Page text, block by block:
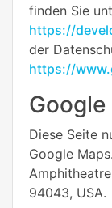
finden Sie
https://
der
https://
Google
Diese Seite
Google
94043, USA.